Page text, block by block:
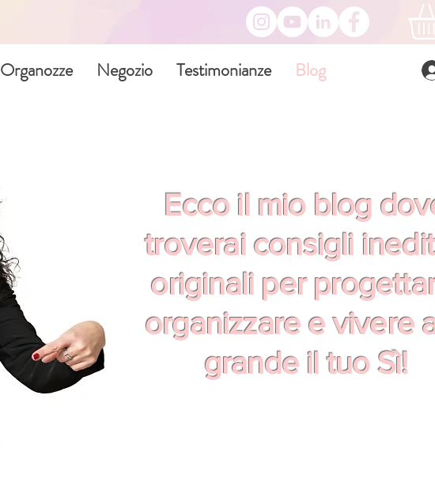
Organozze Negozio Testimonianze Blog
Ecco il mio blog
troverai consigli
originali per
organizzare e vivere
grande il tuo Sì!